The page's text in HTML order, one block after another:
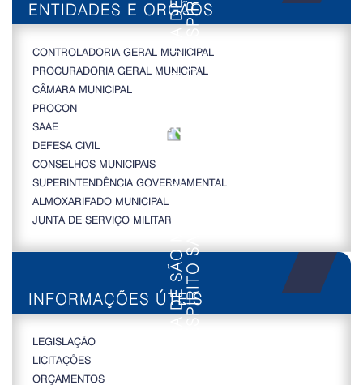
ENTIDADES E ORGÃOS
CONTROLADORIA GERAL MUNICIPAL
PROCURADORIA GERAL MUNICIPAL
CÂMARA MUNICIPAL
PROCON
SAAE
DEFESA CIVIL
CONSELHOS MUNICIPAIS
SUPERINTENDÊNCIA GOVERNAMENTAL
ALMOXARIFADO MUNICIPAL
JUNTA DE SERVIÇO MILITAR
INFORMAÇÕES ÚTEIS
LEGISLAÇÃO
LICITAÇÕES
ORÇAMENTOS